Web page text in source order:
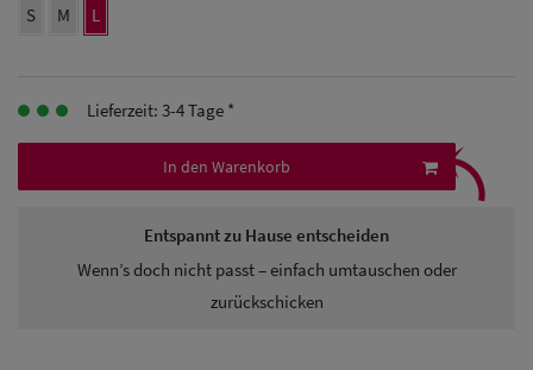
Herren Caps
Baseball Cpas
Herren
S
M L
Lieferzeit: 3-4 Tage *
In den Warenkorb
Entspannt zu Hause entscheiden
Wenn’s doch nicht passt – einfach umtauschen oder
zurückschicken
⤹